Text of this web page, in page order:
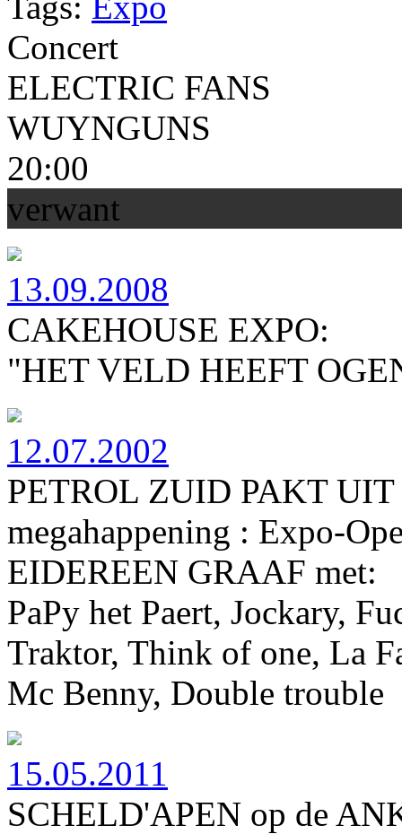
Concert
ELECTRIC FANS
WUYNGUNS
20:00
verwant
13.09.2008
CAKEHOUSE EXPO:
"HET VELD HEEFT
12.07.2002
PETROL ZUID PAKT UIT
megahappening : Expo-
EIDEREEN GRAAF met:
PaPy het Paert, Jockary,
Traktor, Think of one, La
Mc Benny, Double trouble
15.05.2011
SCHELD'APEN op de